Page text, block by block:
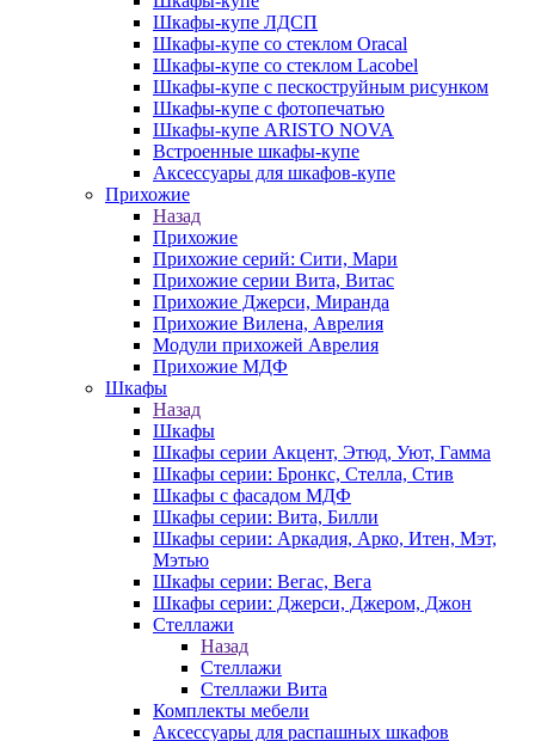
Шкафы-купе ЛДСП
Шкафы-купе со стеклом Oracal
Шкафы-купе со стеклом Lacobel
Шкафы-купе с пескоструйным рисунком
Шкафы-купе с фотопечатью
Шкафы-купе ARISTO NOVA
Встроенные шкафы-купе
Аксессуары для шкафов-купе
Прихожие
Назад
Прихожие
Прихожие серий: Сити, Мари
Прихожие серии Вита, Витас
Прихожие Джерси, Миранда
Прихожие Вилена, Аврелия
Модули прихожей Аврелия
Прихожие МДФ
Шкафы
Назад
Шкафы
Шкафы серии Акцент, Этюд, Уют, Гамма
Шкафы серии: Бронкс, Стелла, Стив
Шкафы с фасадом МДФ
Шкафы серии: Вита, Билли
Шкафы серии: Аркадия, Арко, Итен, Мэт,
Мэтью
Шкафы серии: Вегас, Вега
Шкафы серии: Джерси, Джером, Джон
Стеллажи
Назад
Стеллажи
Стеллажи Вита
Комплекты мебели
Аксессуары для распашных шкафов